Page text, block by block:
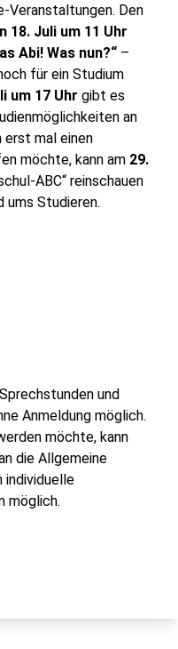
Veranstaltungen. Den
18. Juli um 11 Uhr
Abi! Was nun?“ –
für ein Studium
um 17 Uhr gibt es
an
erst mal einen
möchte, kann am 29.
ABC“ reinschauen
ums Studieren.
und
Anmeldung möglich.
möchte, kann
die Allgemeine
individuelle
möglich.